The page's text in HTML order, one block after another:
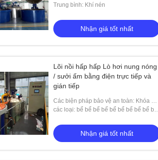
động
Trung bình: Khí nén
Nhận giá tốt nhất
Lõi nồi hấp hấp Lò hơi nung nóng
/ sưởi ấm bằng điện trực tiếp và
gián tiếp
Các biện pháp bảo vệ an toàn: Khóa an
toàn tự động, khóa an toàn thủ công,
thủ công, báo độ
các loại: bể bể bể bể bể bể bể bể bể bể
Nhận giá tốt nhất